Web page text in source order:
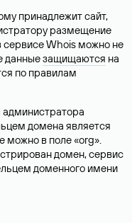
принадлежит сайт,
размещение
сервисе Whois можно не
данныезащищаются на
по правилам
администратора
домена является
можно в поле «org».
домен, сервис
доменного имени